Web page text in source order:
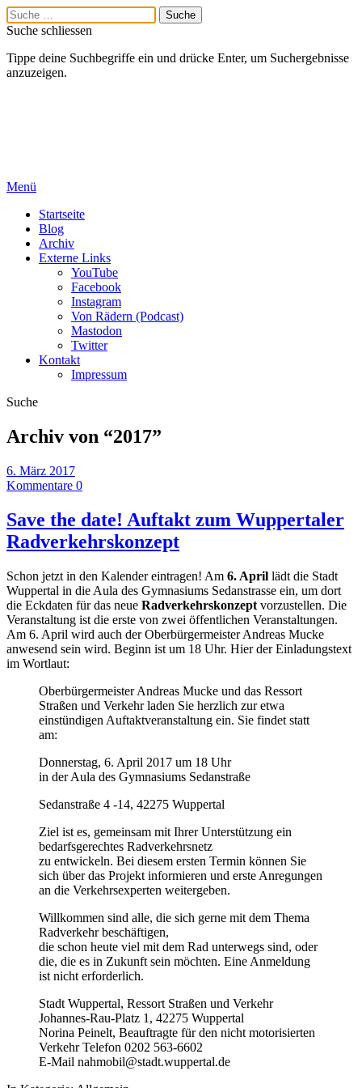
Suche schliessen
Tippe deine Suchbegriffe ein und drücke Enter, um Suchergebnisse
anzuzeigen.
Menü
Startseite
Blog
Archiv
Externe Links
YouTube
Facebook
Instagram
Von Rädern (Podcast)
Mastodon
Twitter
Kontakt
Impressum
Suche
Archiv von “2017”
6. März 2017
Kommentare 0
Save the date! Auftakt zum Wuppertaler
Radverkehrskonzept
Schon jetzt in den Kalender eintragen! Am 6. April lädt die Stadt
Wuppertal in die Aula des Gymnasiums Sedanstrasse ein, um dort
die Eckdaten für das neue Radverkehrskonzept vorzustellen. Die
Veranstaltung ist die erste von zwei öffentlichen Veranstaltungen.
Am 6. April wird auch der Oberbürgermeister Andreas Mucke
anwesend sein wird. Beginn ist um 18 Uhr. Hier der Einladungstext
im Wortlaut:
Oberbürgermeister Andreas Mucke und das Ressort
Straßen und Verkehr laden Sie herzlich zur etwa
einstündigen Auftaktveranstaltung ein. Sie findet statt
am:
Donnerstag, 6. April 2017 um 18 Uhr
in der Aula des Gymnasiums Sedanstraße
Sedanstraße 4 -14, 42275 Wuppertal
Ziel ist es, gemeinsam mit Ihrer Unterstützung ein
bedarfsgerechtes Radverkehrsnetz
zu entwickeln. Bei diesem ersten Termin können Sie
sich über das Projekt informieren und erste Anregungen
an die Verkehrsexperten weitergeben.
Willkommen sind alle, die sich gerne mit dem Thema
Radverkehr beschäftigen,
die schon heute viel mit dem Rad unterwegs sind, oder
die, die es in Zukunft sein möchten. Eine Anmeldung
ist nicht erforderlich.
Stadt Wuppertal, Ressort Straßen und Verkehr
Johannes-Rau-Platz 1, 42275 Wuppertal
Norina Peinelt, Beauftragte für den nicht motorisierten
Verkehr Telefon 0202 563-6602
E-Mail nahmobil@stadt.wuppertal.de